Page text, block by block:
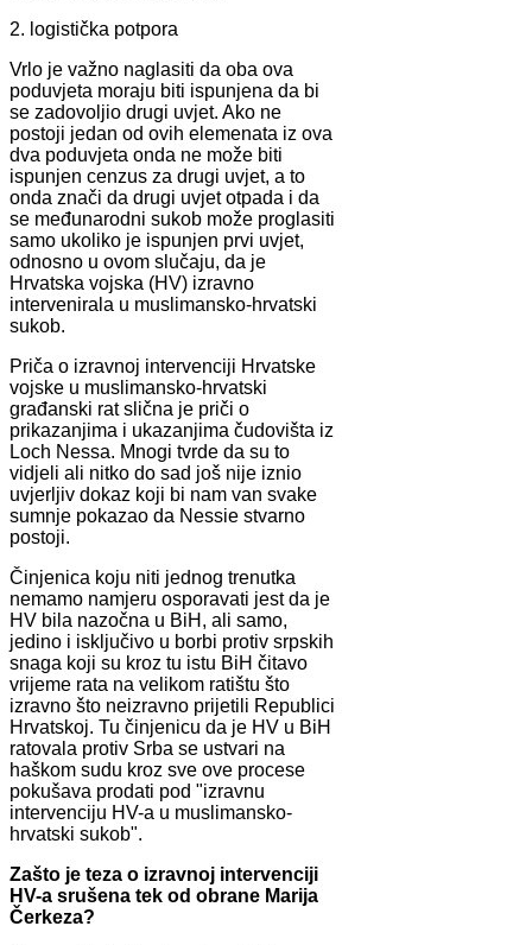
2. logistička potpora
Vrlo je važno naglasiti da oba ova
poduvjeta moraju biti ispunjena da bi
se zadovoljio drugi uvjet. Ako ne
postoji jedan od ovih elemenata iz ova
dva poduvjeta onda ne može biti
ispunjen cenzus za drugi uvjet, a to
onda znači da drugi uvjet otpada i da
se međunarodni sukob može proglasiti
samo ukoliko je ispunjen prvi uvjet,
odnosno u ovom slučaju, da je
Hrvatska vojska (HV) izravno
intervenirala u muslimansko-hrvatski
sukob.
Priča o izravnoj intervenciji Hrvatske
vojske u muslimansko-hrvatski
građanski rat slična je priči o
prikazanjima i ukazanjima čudovišta iz
Loch Nessa. Mnogi tvrde da su to
vidjeli ali nitko do sad još nije iznio
uvjerljiv dokaz koji bi nam van svake
sumnje pokazao da Nessie stvarno
postoji.
Činjenica koju niti jednog trenutka
nemamo namjeru osporavati jest da je
HV bila nazočna u BiH, ali samo,
jedino i isključivo u borbi protiv srpskih
snaga koji su kroz tu istu BiH čitavo
vrijeme rata na velikom ratištu što
izravno što neizravno prijetili Republici
Hrvatskoj. Tu činjenicu da je HV u BiH
ratovala protiv Srba se ustvari na
haškom sudu kroz sve ove procese
pokušava prodati pod "izravnu
intervenciju HV-a u muslimansko-
hrvatski sukob".
Zašto je teza o izravnoj intervenciji
HV-a srušena tek od obrane Marija
Čerkeza?